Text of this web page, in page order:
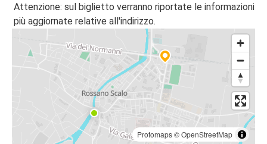
Attenzione: sul biglietto verranno riportate le informazioni
più aggiornate relative all'indirizzo.
Protomaps©OpenStreetMap